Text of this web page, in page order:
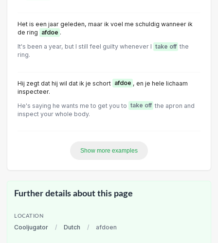
Het is een jaar geleden, maar ik voel me schuldig wanneer ik
de ring afdoe .
It's been a year, but I still feel guilty whenever I take off the
ring.
Hij zegt dat hij wil dat ik je schort afdoe , en je hele lichaam
inspecteer.
He's saying he wants me to get you to take off the apron and
inspect your whole body.
Show more examples
Further details about this page
LOCATION
Cooljugator / Dutch / afdoen